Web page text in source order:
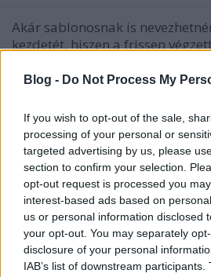
Blog - Do Not Process My
If you wish to opt-out of the sale,
processing of your personal or
targeted advertising by us, please
section to confirm your selection.
opt-out request is processed you
interest-based ads based on
us or personal information disclosed
your opt-out. You may separately
disclosure of your personal
IAB’s list of downstream
Akár sablonosnak is
kezdetét, hiszen a frissen
nekivág Angliának. Aztán a
során bebizonyítja, hogy ki